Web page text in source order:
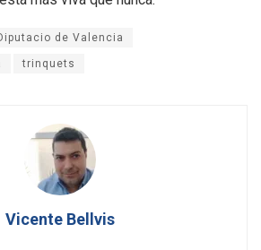
de Valencia
trinquets
Vicente Bellvis